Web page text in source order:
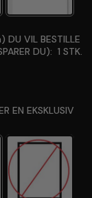
DU VIL BESTILLE
DU): 1 STK.
EN EKSKLUSIV